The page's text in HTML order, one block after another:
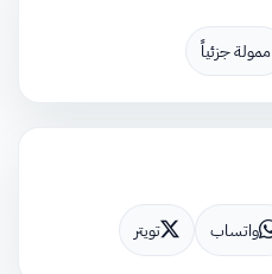
ممولة جزئياً
واتساب تويتر